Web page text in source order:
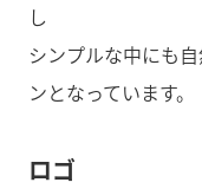
し
シンプルな中にも
ンとなっています。
ロゴ